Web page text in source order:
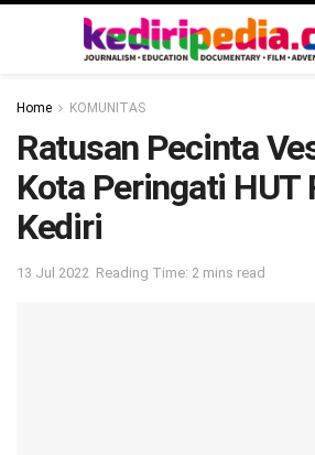
Home KOMUNITAS
Ratusan Pecinta
Kota Peringati HUT
Kediri
13 Jul 2022 Reading Time: 2 mins read